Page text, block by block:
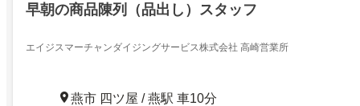
早朝の商品陳列（品出し）スタッフ
エイジスマーチャンダイジングサービス株式会社 高崎営業所
燕市 四ツ屋 / 燕駅 車10分